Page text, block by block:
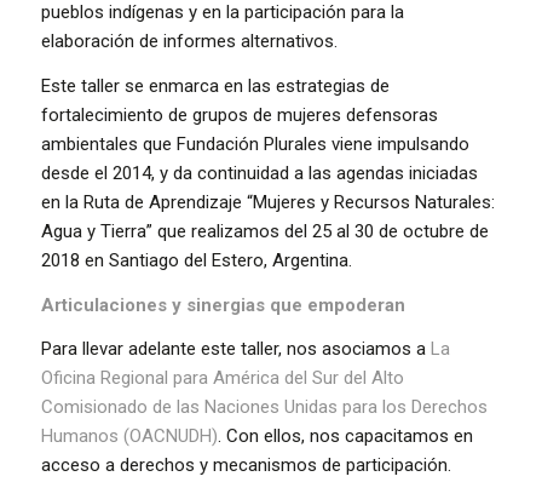
pueblos indígenas y en la participación para la
elaboración de informes alternativos.
Este taller se enmarca en las estrategias de
fortalecimiento de grupos de mujeres defensoras
ambientales que Fundación Plurales viene impulsando
desde el 2014, y da continuidad a las agendas iniciadas
en la Ruta de Aprendizaje “Mujeres y Recursos Naturales:
Agua y Tierra” que realizamos del 25 al 30 de octubre de
2018 en Santiago del Estero, Argentina.
Articulaciones y sinergias que empoderan
Para llevar adelante este taller, nos asociamos a La
Oficina Regional para América del Sur del Alto
Comisionado de las Naciones Unidas para los Derechos
Humanos (OACNUDH). Con ellos, nos capacitamos en
acceso a derechos y mecanismos de participación.